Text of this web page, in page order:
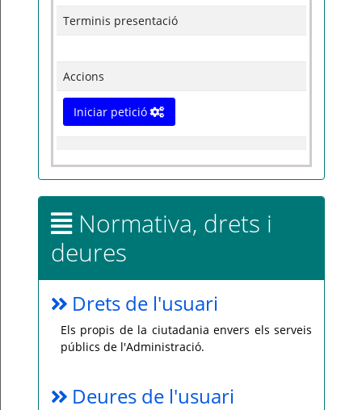
Terminis presentació
Accions
Iniciar petició
Normativa, drets i
deures
Drets de l'usuari
Els propis de la ciutadania envers els serveis
públics de l'Administració.
Deures de l'usuari